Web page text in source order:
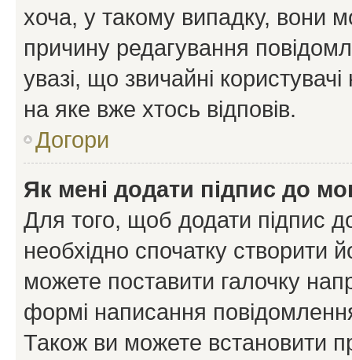
хоча, у такому випадку, вони
причину редагування
увазі, що звичайні
на яке вже хтось відповів.
Догори
Як мені додати підпис до
Для того, щоб додати підпис
необхідно спочатку створити
можете поставити галочку
формі написання
Також ви можете встановити